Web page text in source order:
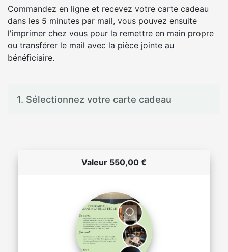
Commandez en ligne et recevez votre carte cadeau
dans les 5 minutes par mail, vous pouvez ensuite
l'imprimer chez vous pour la remettre en main propre
ou transférer le mail avec la pièce jointe au
bénéficiaire.
1. Sélectionnez votre carte cadeau
Valeur 550,00 €